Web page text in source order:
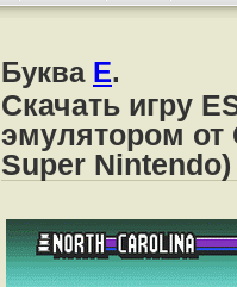
Буква E.
Скачать игру
эмулятором от
Super Nintendo)